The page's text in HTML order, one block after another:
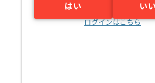
はい い
ログインはこちら